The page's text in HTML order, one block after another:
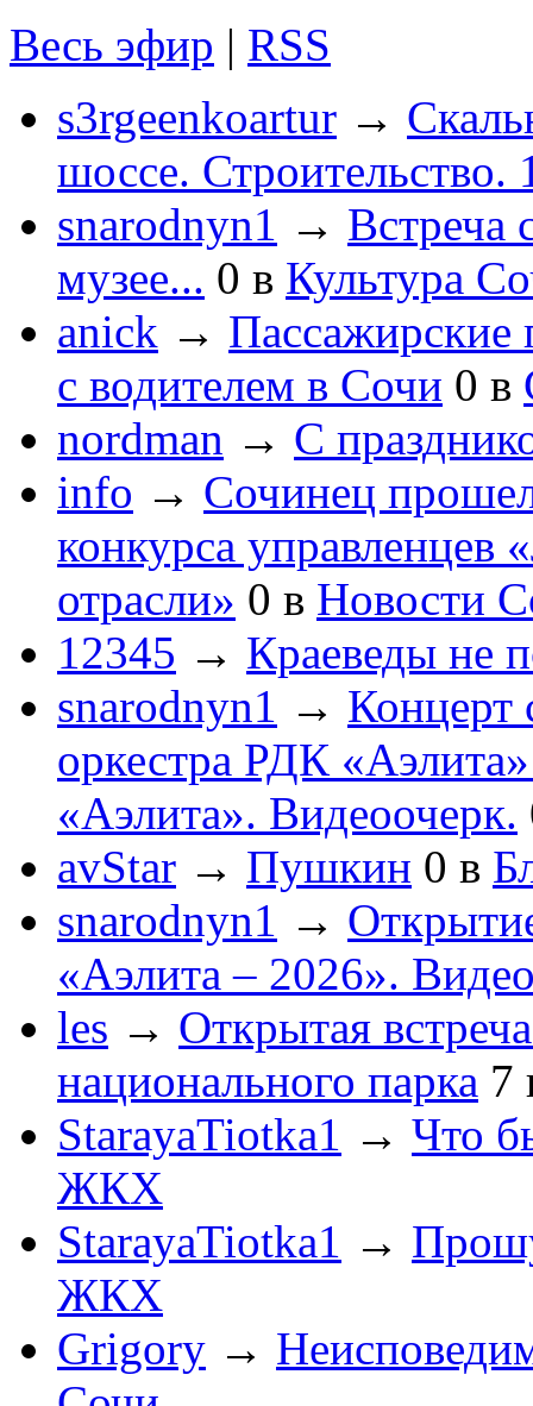
Весь эфир | RSS
s3rgeenkoartur →
шоссе. Строительство.
snarodnyn1 → Встреча
музее... 0 в Культура
anick → Пассажирские
с водителем в Сочи 0 в
nordman → С
info → Сочинец
конкурса управленцев
отрасли» 0 в Новости
12345 → Краеведы не
snarodnyn1 → Концерт
оркестра РДК
«Аэлита». Видеоочерк.
avStar → Пушкин 0 в
snarodnyn1 →
«Аэлита – 2026».
les → Открытая
национального парка 7
StarayaTiotka1 → Что
ЖКХ
StarayaTiotka1 →
ЖКХ
Grigory →